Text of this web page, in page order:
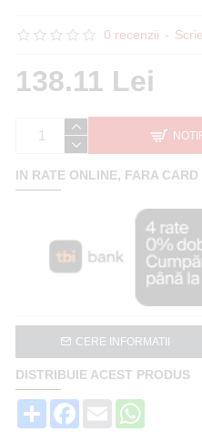
0 recenzii -
138.11 Lei
CERE INFORMATII
DISTRIBUIE ACEST PRODUS
Share Facebook
Email
IN RATE ONLINE, FARA